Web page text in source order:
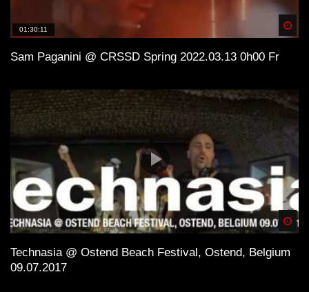
01:30:11
Sam Paganini @ CRSSD Spring 2022.03.13 0h00 Fr
Technasia @ Ostend Beach Festival, Ostend, Belgium
09.07.2017